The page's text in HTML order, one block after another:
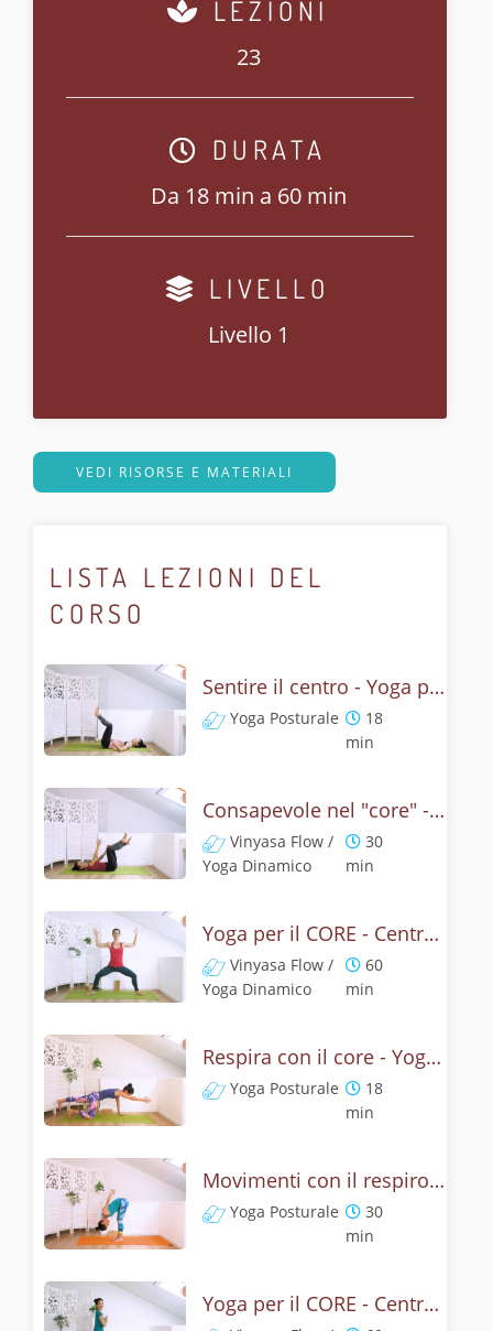
LEZIONI
23
DURATA
Da 18 min a 60 min
LIVELLO
Livello 1
VEDI RISORSE E MATERIALI
LISTA LEZIONI DEL
CORSO
Sentire il centro - Yoga per il core
Yoga Posturale
18
min
Consapevole nel "core" - Yoga dinamico
Vinyasa Flow /
Yoga Dinamico
30
min
Yoga per il CORE - Centro forte e addome consapevole
Vinyasa Flow /
Yoga Dinamico
60
min
Respira con il core - Yoga addominali e respirazione
Yoga Posturale
18
min
Movimenti con il respiro - Yoga dinamico per il core
Yoga Posturale
30
min
Yoga per il CORE - Centro forte e addominali consapevoli